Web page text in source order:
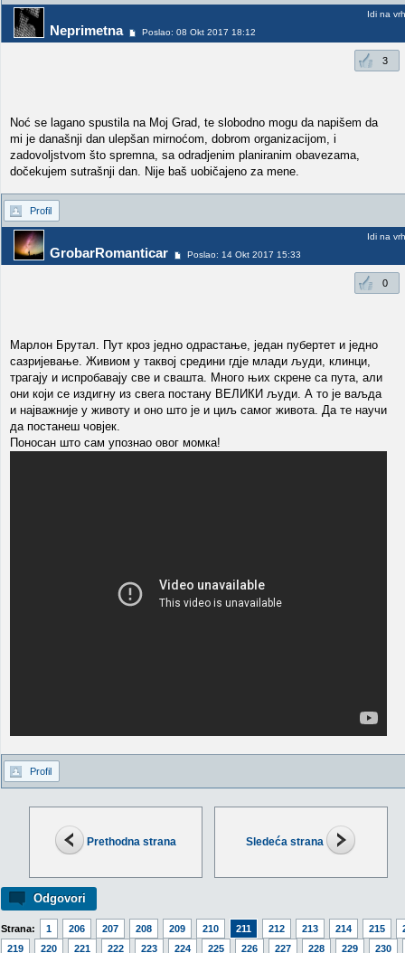
Prethodna strana Sledeća strana
Odgovori
Strana: 1 206 207 208 209 210 211 212 213 214 215
219
220 221 222 223 224 225 226 227 228 229 230
Neprimetna Poslao: 08 Okt 2017 18:12
Idi na vrh
3
Noć se lagano spustila na Moj Grad, te slobodno mogu da napišem da
mi je današnji dan ulepšan mirnoćom, dobrom organizacijom, i
zadovoljstvom što spremna, sa odradjenim planiranim obavezama,
dočekujem sutrašnji dan. Nije baš uobičajeno za mene.
Profil
GrobarRomanticar Poslao: 14 Okt 2017 15:33
Idi na vrh
0
Марлон Брутал. Пут кроз једно одрастање, један пубертет и једно
сазријевање. Живиом у таквој средини гдје млади људи, клинци,
трагају и испробавају све и свашта. Много њих скрене са пута, али
они који се издигну из свега постану ВЕЛИКИ људи. А то је ваљда
и најважније у животу и оно што је и циљ самог живота. Да те научи
да постанеш човјек.
Поносан што сам упознао овог момка!
Profil